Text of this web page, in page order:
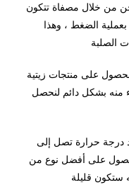
من خلال مصفاة تتكون
الضغط ، وهذا
الصلبة
على منتجات زيتية
منه بشكل دائم لنحصل
درجة حرارة تصل إلى
على أفضل نوع من
ستكون قليلة